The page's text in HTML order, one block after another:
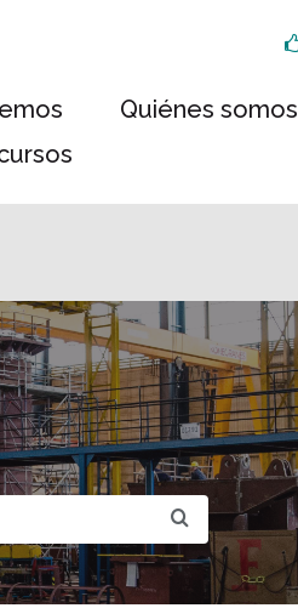
Quiénes somos